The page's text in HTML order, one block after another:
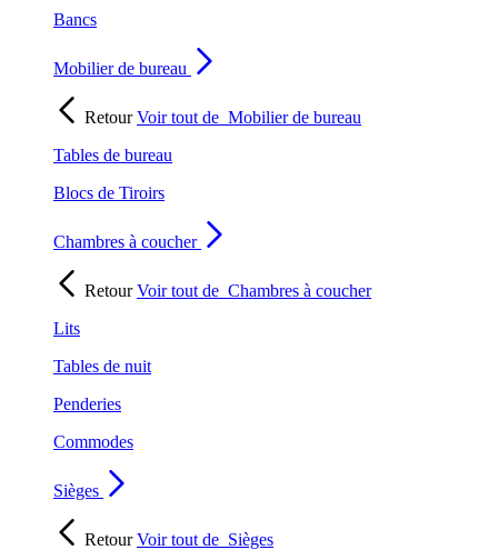
Bancs
Mobilier de bureau
RetourVoir tout de Mobilier de bureau
Tables de bureau
Blocs de Tiroirs
Chambres à coucher
RetourVoir tout de Chambres à coucher
Lits
Tables de nuit
Penderies
Commodes
Sièges
RetourVoir tout de Sièges